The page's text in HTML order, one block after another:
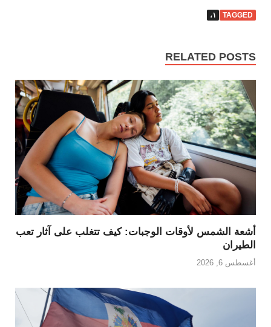
TAGGED ١،
RELATED POSTS
أشعة الشمس لأوقات الوجبات: كيف تتغلب على آثار تعب
الطيران
أغسطس 6, 2026